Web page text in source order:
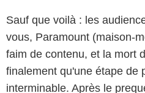
Sauf que voilà : les
vous, Paramount (maison-
faim de contenu, et la mort
finalement qu'une étape de
interminable. Après le